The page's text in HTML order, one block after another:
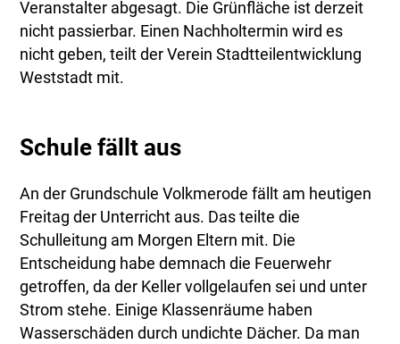
Veranstalter abgesagt. Die Grünfläche ist derzeit
nicht passierbar. Einen Nachholtermin wird es
nicht geben, teilt der Verein Stadtteilentwicklung
Weststadt mit.
Schule fällt aus
An der Grundschule Volkmerode fällt am heutigen
Freitag der Unterricht aus. Das teilte die
Schulleitung am Morgen Eltern mit. Die
Entscheidung habe demnach die Feuerwehr
getroffen, da der Keller vollgelaufen sei und unter
Strom stehe. Einige Klassenräume haben
Wasserschäden durch undichte Dächer. Da man